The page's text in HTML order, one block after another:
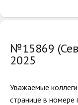
№15869
2025
Уважаемые
странице в номере